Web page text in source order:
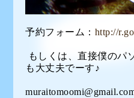
予約フォーム： http://
もしくは、直接僕のパ
も大丈夫でーす♪